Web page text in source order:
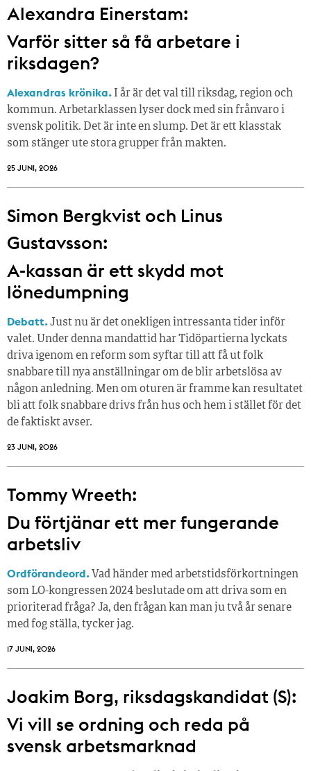
Alexandra Einerstam:
Varför sitter så få ­arbetare i
riksdagen?
Alexandras krönika. I år är det val till riksdag, region och
kommun. Arbetarklassen lyser dock med sin frånvaro i
svensk politik. Det är inte en slump. Det är ett klasstak
som stänger ute stora grupper från makt­en.
25 JUNI, 2026
Simon Bergkvist och Linus
Gustavsson:
A-kassan är ett skydd mot
lönedumpning
Debatt.Just nu är det onekligen intressanta tider inför
valet. Under denna mandattid har Tidöpartierna lyckats
driva igenom en reform som syftar till att få ut folk
snabbare till nya anställningar om de blir arbetslösa av
någon anledning. Men om oturen är framme kan resultatet
bli att folk snabbare drivs från hus och hem i stället för det
de faktiskt avser.
23 JUNI, 2026
Tommy Wreeth:
Du förtjänar ett mer fungerande
arbetsliv
Ordförandeord. Vad händer med arbetstidsförkortningen
som LO-kongressen 2024 beslutade om att driva som en
prioriterad fråga? Ja, den frågan kan man ju två år senare
med fog ställa, tycker jag.
17 JUNI, 2026
Joakim Borg, riksdagskandidat (S):
Vi vill se ordning och reda på
svensk arbetsmarknad